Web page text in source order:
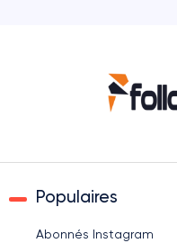
Populaires
Abonnés Instagram